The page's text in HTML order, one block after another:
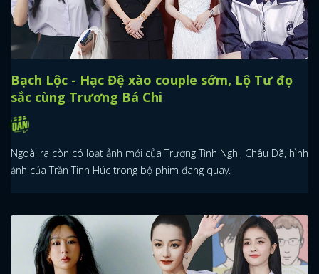
Bạch Lộc - Hạc Đệ xào couple sớm, Lộ Tư đọ
sắc cùng Trương Bá Chi
Ngoài ra còn có loạt ảnh mới của Trương Tịnh Nghi, Châu Dã, hình
ảnh của Trần Tinh Húc trong bộ phim đang quay.